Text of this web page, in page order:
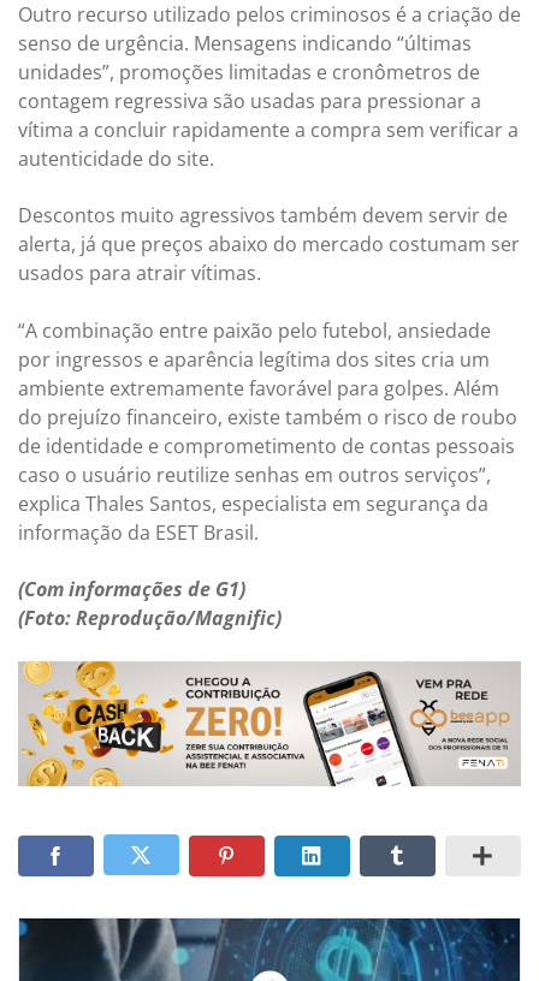
Outro recurso utilizado pelos criminosos é a criação de
senso de urgência. Mensagens indicando “últimas
unidades”, promoções limitadas e cronômetros de
contagem regressiva são usadas para pressionar a
vítima a concluir rapidamente a compra sem verificar a
autenticidade do site.
Descontos muito agressivos também devem servir de
alerta, já que preços abaixo do mercado costumam ser
usados para atrair vítimas.
“A combinação entre paixão pelo futebol, ansiedade
por ingressos e aparência legítima dos sites cria um
ambiente extremamente favorável para golpes. Além
do prejuízo financeiro, existe também o risco de roubo
de identidade e comprometimento de contas pessoais
caso o usuário reutilize senhas em outros serviços”,
explica Thales Santos, especialista em segurança da
informação da ESET Brasil.
(Com informações de G1)
(Foto: Reprodução/Magnific)